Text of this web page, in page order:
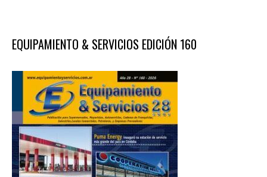
EQUIPAMIENTO & SERVICIOS EDICIÓN 160